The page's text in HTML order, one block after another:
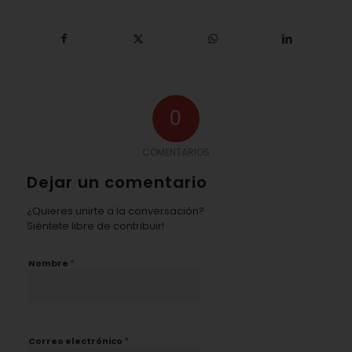
0
Dejar un comentario
¿Quieres unirte a la conversación?
Siéntete libre de contribuir!
Nombre *
Correo electrónico *